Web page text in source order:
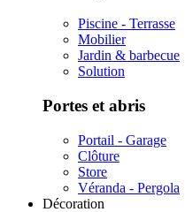
Piscine - Terrasse
Mobilier
Jardin & barbecue
Solution
Portes et abris
Portail - Garage
Clôture
Store
Véranda - Pergola
Décoration